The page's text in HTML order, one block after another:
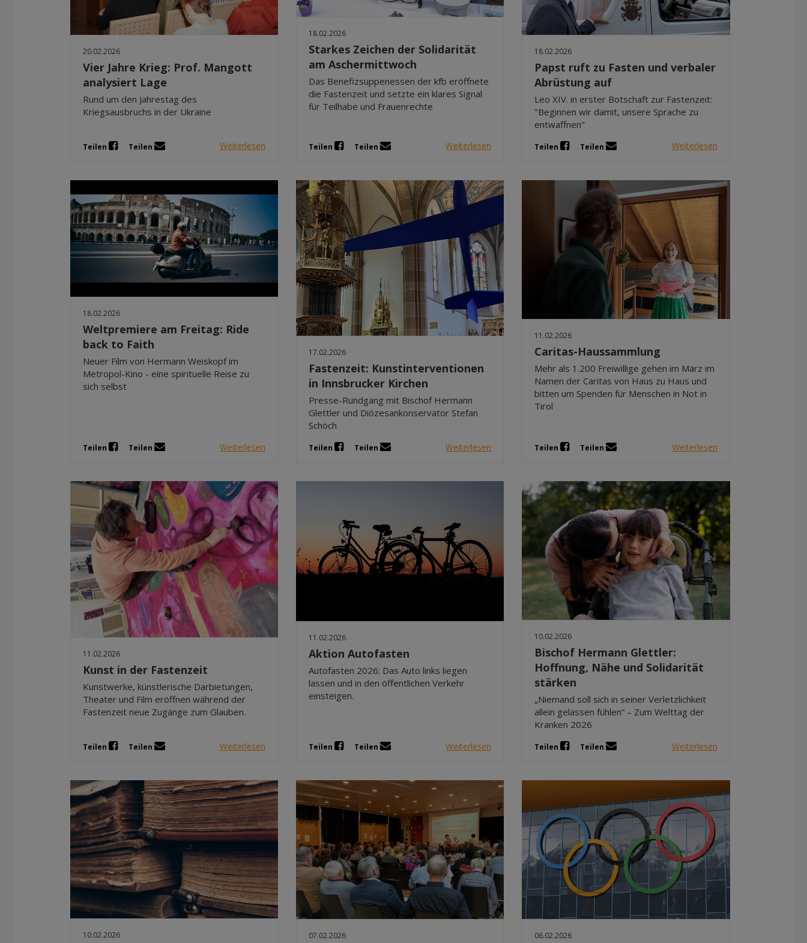
Dez 2025
Nov 2025
20.02.2026
Vier Jahre Krieg: Prof. Mangott
analysiert Lage
Rund um den Jahrestag des
Kriegsausbruchs in der Ukraine
Teilen Teilen Weiterlesen
18.02.2026
Starkes Zeichen der Solidarität
am Aschermittwoch
Das Benefizsuppenessen der kfb eröffnete
die Fastenzeit und setzte ein klares Signal
für Teilhabe und Frauenrechte
Teilen Teilen Weiterlesen
18.02.2026
Papst ruft zu Fasten und verbaler
Abrüstung auf
Leo XIV. in erster Botschaft zur Fastenzeit:
"Beginnen wir damit, unsere Sprache zu
entwaffnen"
Teilen Teilen Weiterlesen
18.02.2026
Weltpremiere am Freitag: Ride
back to Faith
Neuer Film von Hermann Weiskopf im
Metropol-Kino - eine spirituelle Reise zu
sich selbst
Teilen Teilen Weiterlesen
17.02.2026
Fastenzeit: Kunstinterventionen
in Innsbrucker Kirchen
Presse-Rundgang mit Bischof Hermann
Glettler und Diözesankonservator Stefan
Schöch
Teilen Teilen Weiterlesen
11.02.2026
Caritas-Haussammlung
Mehr als 1.200 Freiwillige gehen im März im
Namen der Caritas von Haus zu Haus und
bitten um Spenden für Menschen in Not in
Tirol
Teilen Teilen Weiterlesen
11.02.2026
Kunst in der Fastenzeit
Kunstwerke, künstlerische Darbietungen,
Theater und Film eröffnen während der
Fastenzeit neue Zugänge zum Glauben.
Teilen Teilen Weiterlesen
11.02.2026
Aktion Autofasten
Autofasten 2026: Das Auto links liegen
lassen und in den öffentlichen Verkehr
einsteigen.
Teilen Teilen Weiterlesen
10.02.2026
Bischof Hermann Glettler:
Hoffnung, Nähe und Solidarität
stärken
„Niemand soll sich in seiner Verletzlichkeit
allein gelassen fühlen“ – Zum Welttag der
Kranken 2026
Teilen Teilen Weiterlesen
10.02.2026 07.02.2026 06.02.2026